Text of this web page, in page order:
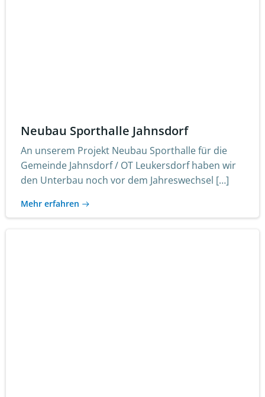
Neubau Sporthalle Jahnsdorf
An unserem Projekt Neubau Sporthalle für die
Gemeinde Jahnsdorf / OT Leukersdorf haben wir
den Unterbau noch vor dem Jahreswechsel […]
Mehr erfahren